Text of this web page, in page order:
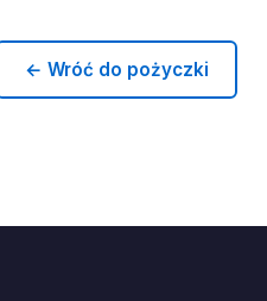
← Wróć do pożyczki